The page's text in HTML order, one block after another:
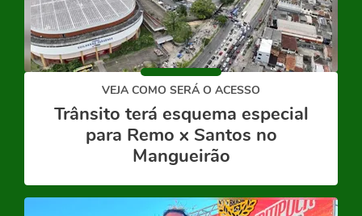
VEJA COMO SERÁ O ACESSO
Trânsito terá esquema especial
para Remo x Santos no
Mangueirão